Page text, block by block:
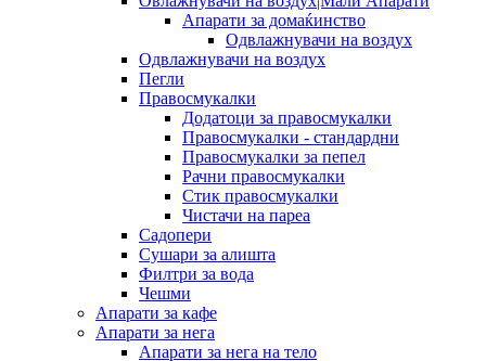
Апарати за домаќинство
Одвлажнувачи на воздух
Одвлажнувачи на воздух
Пегли
Правосмукалки
Додатоци за правосмукалки
Правосмукалки - стандардни
Правосмукалки за пепел
Рачни правосмукалки
Стик правосмукалки
Чистачи на пареа
Садопери
Сушари за алишта
Филтри за вода
Чешми
Апарати за кафе
Апарати за нега
Апарати за нега на тело